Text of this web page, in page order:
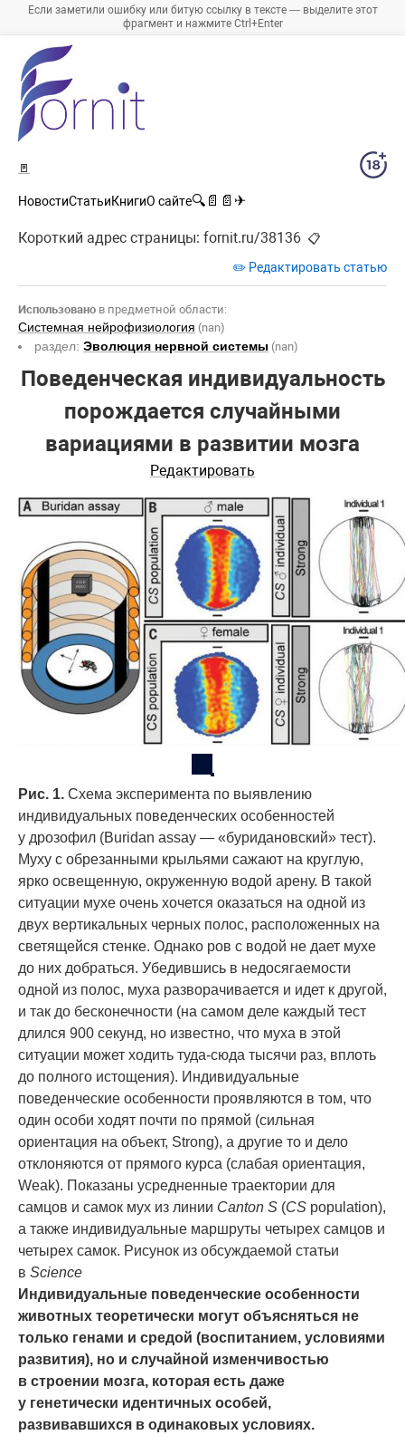
Если заметили ошибку или битую ссылку в тексте — выделите этот
фрагмент и нажмите Ctrl+Enter
🚪
НовостиСтатьиКнигиО сайте🔍 📄 📄 ✈
Короткий адрес страницы: fornit.ru/38136 📋
✏️ Редактировать статью
Использовано в предметной области:
Системная нейрофизиология (nan)
раздел:Эволюция нервной системы (nan)
Поведенческая индивидуальность
порождается случайными
вариациями в развитии мозга
Редактировать
Рис. 1. Схема эксперимента по выявлению
индивидуальных поведенческих особенностей
у дрозофил (Buridan assay — «буридановский» тест).
Муху с обрезанными крыльями сажают на круглую,
ярко освещенную, окруженную водой арену. В такой
ситуации мухе очень хочется оказаться на одной из
двух вертикальных черных полос, расположенных на
светящейся стенке. Однако ров с водой не дает мухе
до них добраться. Убедившись в недосягаемости
одной из полос, муха разворачивается и идет к другой,
и так до бесконечности (на самом деле каждый тест
длился 900 секунд, но известно, что муха в этой
ситуации может ходить туда-сюда тысячи раз, вплоть
до полного истощения). Индивидуальные
поведенческие особенности проявляются в том, что
один особи ходят почти по прямой (сильная
ориентация на объект, Strong), а другие то и дело
отклоняются от прямого курса (слабая ориентация,
Weak). Показаны усредненные траектории для
самцов и самок мух из линии Canton S (CS population),
а также индивидуальные маршруты четырех самцов и
четырех самок. Рисунок из обсуждаемой статьи
в Science
Индивидуальные поведенческие особенности
животных теоретически могут объясняться не
только генами и средой (воспитанием, условиями
развития), но и случайной изменчивостью
в строении мозга, которая есть даже
у генетически идентичных особей,
развивавшихся в одинаковых условиях.